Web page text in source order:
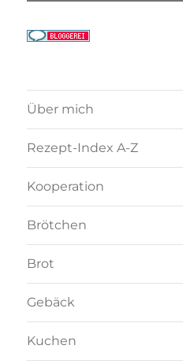
Über mich
Rezept-Index A-Z
Kooperation
Brötchen
Brot
Gebäck
Kuchen